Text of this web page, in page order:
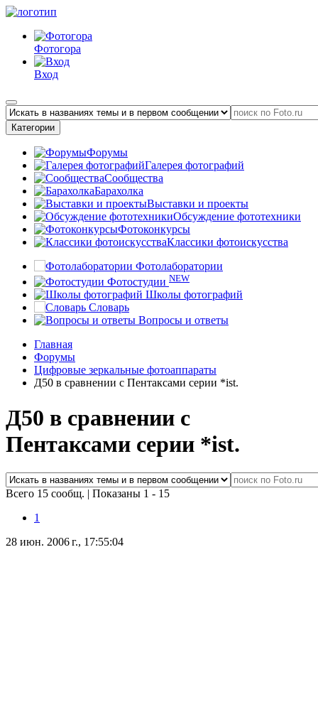
Фотогора
Вход
Категории
Форумы
Галерея фотографий
Сообщества
Барахолка
Выставки и проекты
Обсуждение фототехники
Фотоконкурсы
Классики фотоискусства
Фотолаборатории
Фотостудии NEW
Школы фотографий
Словарь
Вопросы и ответы
Главная
Форумы
Цифровые зеркальные фотоаппараты
Д50 в сравнении с Пентаксами серии *ist.
Д50 в сравнении с
Пентаксами серии *ist.
Всего 15 сообщ. | Показаны 1 - 15
1
28 июн. 2006 г., 17:55:04